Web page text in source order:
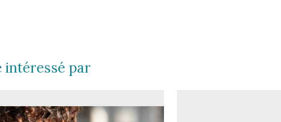
intéressé par